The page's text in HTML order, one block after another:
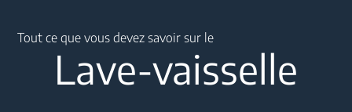
Tout ce que vous devez savoir sur le
Lave-vaisselle